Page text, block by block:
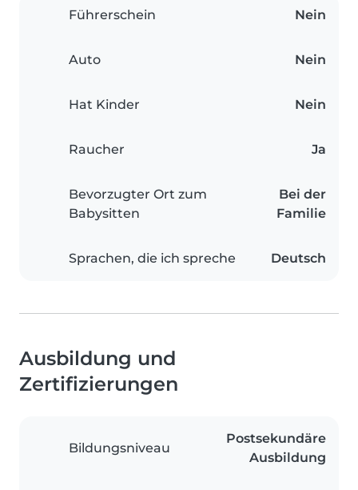
Führerschein Nein
Auto Nein
Hat Kinder Nein
Raucher Ja
Bevorzugter Ort zum
Babysitten
Bei der
Familie
Sprachen, die ich spreche Deutsch
Ausbildung und
Zertifizierungen
Bildungsniveau
Postsekundäre
Ausbildung